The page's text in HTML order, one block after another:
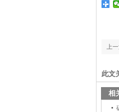
上一
此文
相